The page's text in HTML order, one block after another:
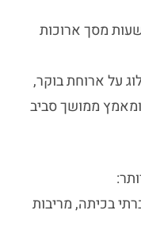
מסך ארוכות
על ארוחת בוקר,
ממושך סביב
בכיתה, מריבות